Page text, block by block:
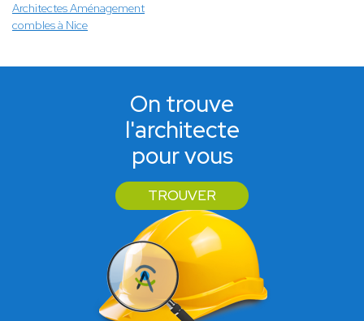
Architectes Aménagement
combles à Nice
On trouve
l'architecte
pour vous
TROUVER